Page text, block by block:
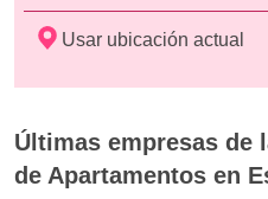
Usar ubicación actual
Últimas empresas de
de Apartamentos en